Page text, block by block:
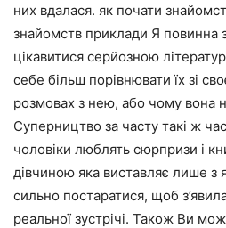
них вдалася. як почати
знайомств приклади Я повинна
цікавитися серйозною
себе більш порівнювати їх зі
розмовах з нею, або чому вона
Суперництво за часту такі ж
чоловіки люблять сюрпризи і
дівчиною яка виставляє лише з
сильно постаратися, щоб
реальної зустрічі. Також Ви